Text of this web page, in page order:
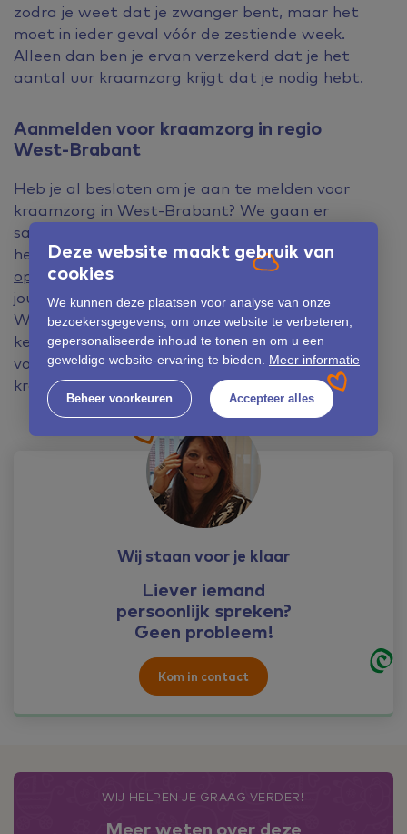
Deze website maakt gebruik van
cookies
We kunnen deze plaatsen voor analyse van onze
bezoekersgegevens, om onze website te verbeteren,
gepersonaliseerde inhoud te tonen en om u een
geweldige website-ervaring te bieden. Meer informatie
Beheer voorkeuren Accepteer alles
zodra je weet dat je zwanger bent, maar het
moet in ieder geval vóór de zestiende week.
Alleen dan ben je ervan verzekerd dat je het
aantal uur kraamzorg krijgt dat je nodig hebt.
Aanmelden voor kraamzorg in regio
West-Brabant
Heb je al besloten om je aan te melden voor
kraamzorg in West-Brabant? We gaan er
samen een bijzondere tijd van maken! Meld je
heel eenvoudig aan via hetaanmeldformulier
op de website
. Binnen enkele weken ontvang je
jouw inschrijfbewijs en aanvullende informatie.
Wil je eerst meer informatie voordat je een
keuze maakt? Neem een kijkje op onze website
voor de contactgegevens van de
kraamzorgconsulente in jouw regio.
Wij staan voor je klaar
Liever iemand
persoonlijk spreken?
Geen probleem!
Kom in contact
WIJ HELPEN JE GRAAG VERDER!
Meer weten over deze